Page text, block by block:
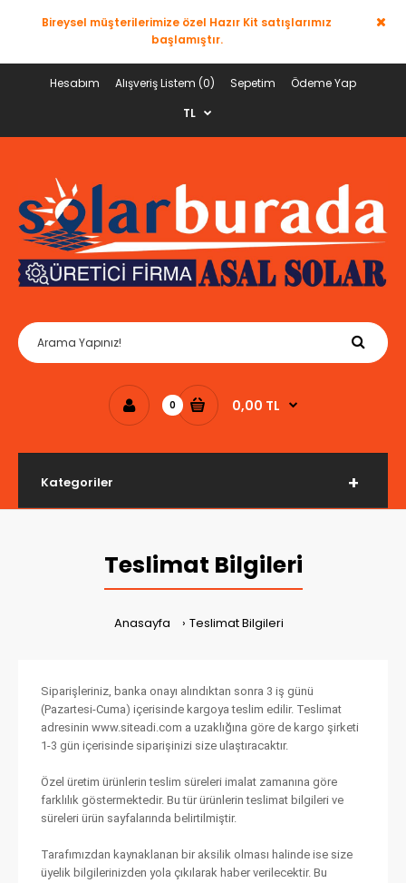
Bireysel müşterilerimize özel Hazır Kit satışlarımız
başlamıştır.
Hesabım Alışveriş Listem (0) Sepetim
Ödeme Yap
TL
0 0,00 TL
Kategoriler
Teslimat Bilgileri
Anasayfa Teslimat Bilgileri
Siparişleriniz, banka onayı alındıktan sonra 3 iş günü
(Pazartesi-Cuma) içerisinde kargoya teslim edilir. Teslimat
adresinin www.siteadi.com a uzaklığına göre de kargo şirketi
1-3 gün içerisinde siparişinizi size ulaştıracaktır.
Özel üretim ürünlerin teslim süreleri imalat zamanına göre
farklılık göstermektedir. Bu tür ürünlerin teslimat bilgileri ve
süreleri ürün sayfalarında belirtilmiştir.
Tarafımızdan kaynaklanan bir aksilik olması halinde ise size
üyelik bilgilerinizden yola çıkılarak haber verilecektir. Bu